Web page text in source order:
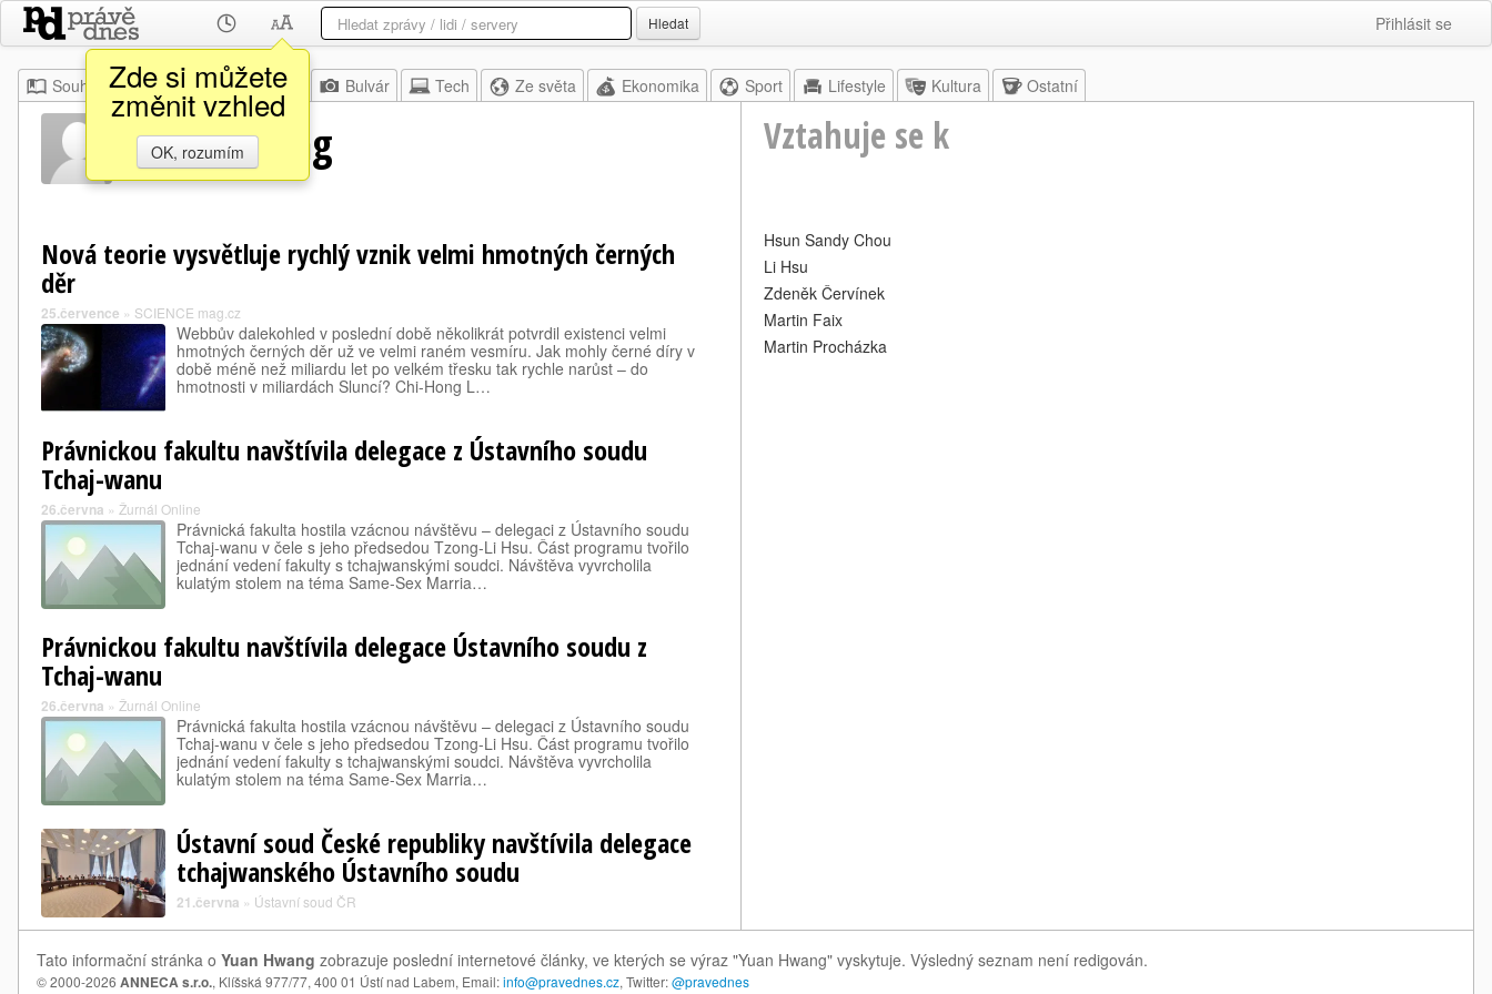
Zde si můžete
změnit vzhled
OK, rozumím
Hledat Přihlásit se
Souhrn Moje Z domova Bulvár Tech Ze světa Ekonomika Sport Lifestyle Kultura Ostatní
Yuan Hwang Vztahuje se k
Nová teorie vysvětluje rychlý vznik velmi hmotných černých
děr
25.července » SCIENCE mag.cz
Webbův dalekohled v poslední době několikrát potvrdil existenci velmi
hmotných černých děr už ve velmi raném vesmíru. Jak mohly černé díry v
době méně než miliardu let po velkém třesku tak rychle narůst – do
hmotnosti v miliardách Sluncí? Chi-Hong L…
Právnickou fakultu navštívila delegace z Ústavního soudu
Tchaj-wanu
26.června » Žurnál Online
Právnická fakulta hostila vzácnou návštěvu – delegaci z Ústavního soudu
Tchaj-wanu v čele s jeho předsedou Tzong-Li Hsu. Část programu tvořilo
jednání vedení fakulty s tchajwanskými soudci. Návštěva vyvrcholila
kulatým stolem na téma Same-Sex Marria…
Právnickou fakultu navštívila delegace Ústavního soudu z
Tchaj-wanu
26.června » Žurnál Online
Právnická fakulta hostila vzácnou návštěvu – delegaci z Ústavního soudu
Tchaj-wanu v čele s jeho předsedou Tzong-Li Hsu. Část programu tvořilo
jednání vedení fakulty s tchajwanskými soudci. Návštěva vyvrcholila
kulatým stolem na téma Same-Sex Marria…
Ústavní soud České republiky navštívila delegace
tchajwanského Ústavního soudu
21.června » Ústavní soud ČR
Hsun Sandy Chou
Li Hsu
Zdeněk Červínek
Martin Faix
Martin Procházka
Tato informační stránka o Yuan Hwang zobrazuje poslední internetové články, ve kterých se výraz "Yuan Hwang" vyskytuje. Výsledný seznam není redigován.
© 2000-2026 ANNECA s.r.o., Klíšská 977/77, 400 01 Ústí nad Labem, Email:info@pravednes.cz, Twitter:@pravednes